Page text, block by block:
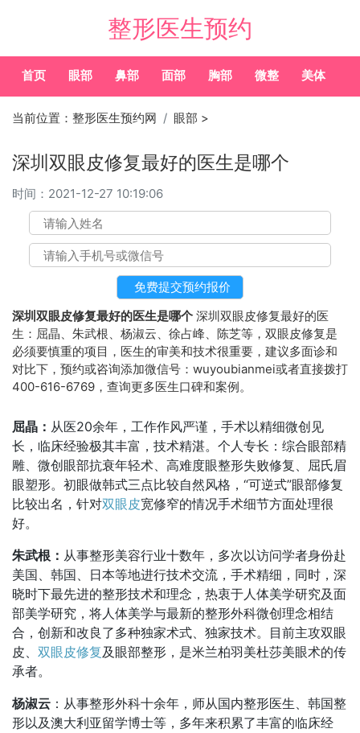
整形医生预约
首页 眼部 鼻部 面部 胸部 微整 美体
当前位置： 整形医生预约网 眼部 >
深圳双眼皮修复最好的医生是哪个
时间： 2021-12-27 10:19:06
深圳双眼皮修复最好的医生是哪个 深圳双眼皮修复最好的医
生：屈晶、朱武根、杨淑云、徐占峰、陈芝等，双眼皮修复是
必须要慎重的项目，医生的审美和技术很重要，建议多面诊和
对比下，预约或咨询添加微信号：wuyoubianmei或者直接拨打
400-616-6769，查询更多医生口碑和案例。
屈晶： 从医20余年，工作作风严谨，手术以精细微创见
长，临床经验极其丰富，技术精湛。个人专长：综合眼部精
雕、微创眼部抗衰年轻术、高难度眼整形失败修复、屈氏眉
眼塑形。初眼做韩式三点比较自然风格，“可逆式”眼部修复
比较出名，针对双眼皮宽修窄的情况手术细节方面处理很
好。
朱武根： 从事整形美容行业十数年，多次以访问学者身份赴
美国、韩国、日本等地进行技术交流，手术精细，同时，深
晓时下最先进的整形技术和理念，热衷于人体美学研究及面
部美学研究，将人体美学与最新的整形外科微创理念相结
合，创新和改良了多种独家术式、独家技术。目前主攻双眼
皮、 双眼皮修复及眼部整形，是米兰柏羽美杜莎美眼术的传
承者。
杨淑云 ：从事整形外科十余年，师从国内整形医生、韩国整
形以及澳大利亚留学博士等，多年来积累了丰富的临床经